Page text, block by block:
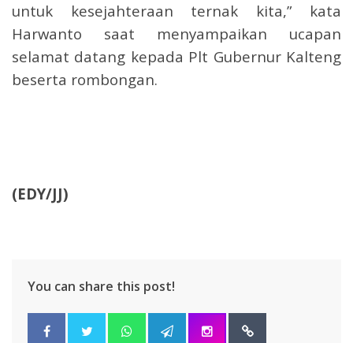
untuk kesejahteraan ternak kita,” kata
Harwanto saat menyampaikan ucapan
selamat datang kepada Plt Gubernur Kalteng
beserta rombongan.
(EDY/JJ)
You can share this post!